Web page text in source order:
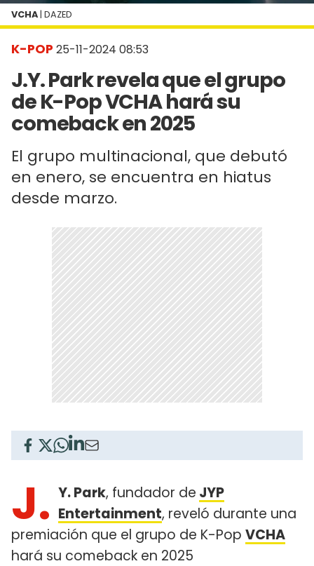
K-POP 25-11-2024 08:53
J.Y. Park revela que el grupo
de K-Pop VCHA hará su
comeback en 2025
El grupo multinacional, que debutó
en enero, se encuentra en hiatus
desde marzo.
VCHA | DAZED
J. Y. Park, fundador de JYP
Entertainment, reveló durante una
premiación que el grupo de K-Pop VCHA
hará su comeback en 2025